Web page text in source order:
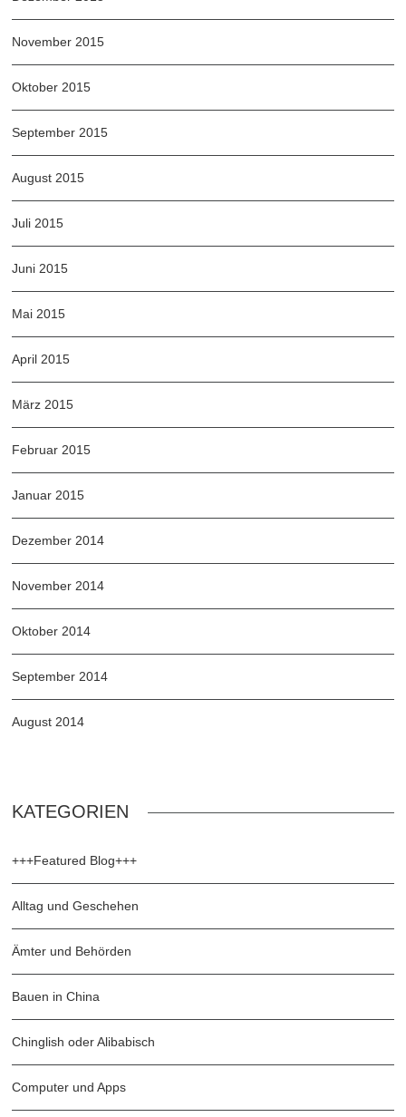
November 2015
Oktober 2015
September 2015
August 2015
Juli 2015
Juni 2015
Mai 2015
April 2015
März 2015
Februar 2015
Januar 2015
Dezember 2014
November 2014
Oktober 2014
September 2014
August 2014
KATEGORIEN
+++Featured Blog+++
Alltag und Geschehen
Ämter und Behörden
Bauen in China
Chinglish oder Alibabisch
Computer und Apps